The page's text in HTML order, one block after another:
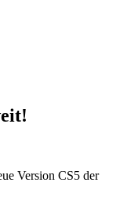
Version CS5 der